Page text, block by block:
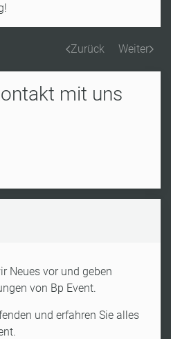
Zurück Weiter
mit uns
Neues vor und geben
von Bp Event.
und erfahren Sie alles